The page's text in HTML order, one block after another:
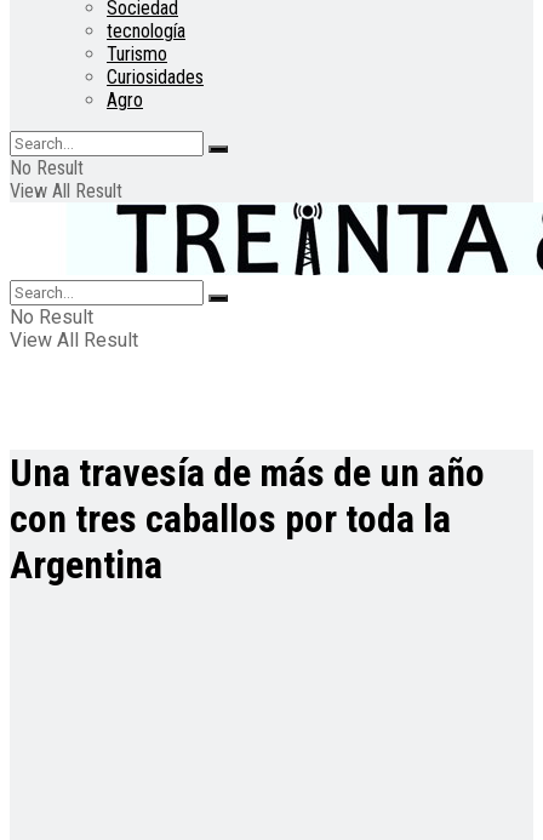
Sociedad
tecnología
Turismo
Curiosidades
Agro
No Result
View All Result
No Result
View All Result
Una travesía de más de un año
con tres caballos por toda la
Argentina